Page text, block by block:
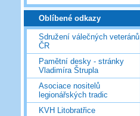
Oblíbené odkazy
Sdružení válečných veteránů
ČR
Pamětní desky - stránky
Vladimíra Štrupla
Asociace nositelů
legionářských tradic
KVH Litobratřice